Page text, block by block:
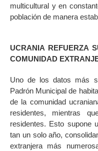
multicultural y en
población de manera
UCRANIA REFUERZA
COMUNIDAD
Uno de los datos más
Padrón Municipal de
de la comunidad
residentes, mientras
residentes. Esto supone
tan un solo año,
extranjera más